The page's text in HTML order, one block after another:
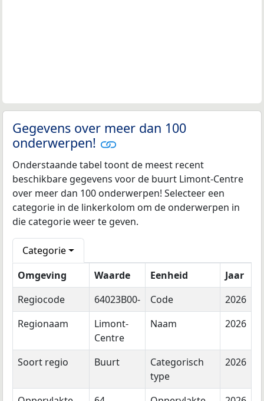
Gegevens over meer dan 100
onderwerpen!
Onderstaande tabel toont de meest recent
beschikbare gegevens voor de buurt Limont-Centre
over meer dan 100 onderwerpen! Selecteer een
categorie in de linkerkolom om de onderwerpen in
die categorie weer te geven.
Categorie
Omgeving
Waarde Eenheid
Jaar
Regiocode
64023B00- Code
2026
Regionaam
Limont-
Centre
Naam 2026
Soort regio Buurt
Categorisch
type
2026